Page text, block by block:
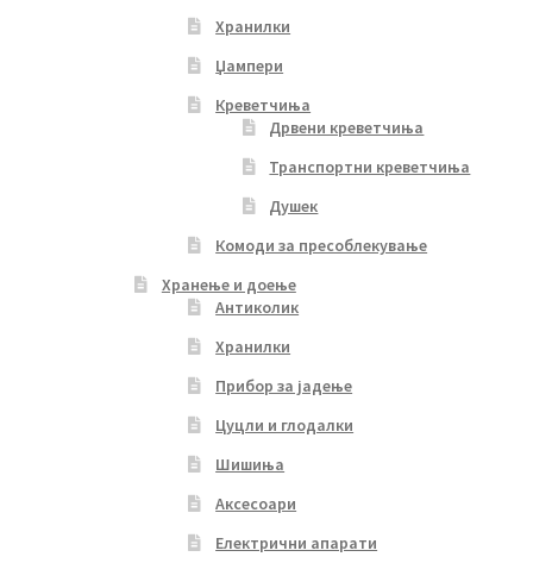
Хранилки
Џампери
Креветчиња
Дрвени креветчиња
Транспортни креветчиња
Душек
Комоди за пресоблекување
Хранење и доење
Антиколик
Хранилки
Прибор за јадење
Цуцли и глодалки
Шишиња
Аксесоари
Електрични апарати